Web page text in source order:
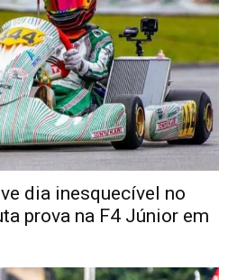
dia inesquecível no
prova na F4 Júnior em